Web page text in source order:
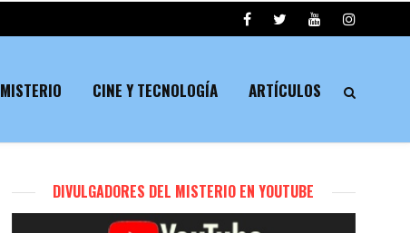
MISTERIO CINE Y TECNOLOGÍA ARTÍCULOS
DIVULGADORES DEL MISTERIO EN YOUTUBE